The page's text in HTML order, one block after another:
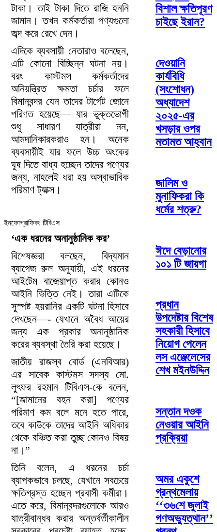
টাকা। তাই টাকা দিতে রাজি হননি
জামান। তখন কর্মকর্তারা পণ্যগুলো
জব্দ করে রেখে দেন।
এদিকে ব্যবসায়ী নেতারাও বলেছেন,
এটি কোনো বিচ্ছিন্ন ঘটনা নয়।
বরং কাস্টমস কর্মকর্তাদের
অনিয়ন্ত্রিত ক্ষমতা চর্চার ফলে
বিমানবন্দর যেন তাদের টার্গেট জোনে
পরিণত হয়েছে— যার ভুক্তভোগী
শুধু সাধারণ যাত্রীরা নন,
আমদানিকারকরাও হন। অনেক
ব্যবসায়ীই যার ফলে উচ্চ অংকের
ঘুষ দিতে বাধ্য হচ্ছেন তাদের পণ্যের
জন্য, নাহলেই ধরা হয় অস্বাভাবিক
পরিমাণ ট্যাক্স।
ইনফোগ্রাফিক: টিবিএস
‘এক ধরনের অনানুষ্ঠানিক কর’
বিশেষজ্ঞরা বলছেন, বিদ্যমান
ব্যাগেজ রুল অনুযায়ী, এই ধরনের
আইটেম বাজেয়াপ্ত করার কোনও
আইনি ভিত্তি নেই। তারা এটিকে
সুস্পষ্ট হয়রানির একটি ঘটনা হিসাবে
দেখছেন—- যেখানে অবৈধ আয়ের
জন্য এক প্রকার অনানুষ্ঠানিক
করের ব্যবস্থা তৈরি করা হয়েছে।
জাতীয় রাজস্ব বোর্ড (এনবিআর)
এর সাবেক কাস্টমস সদস্য মো.
লুৎফর রহমান টিবিএস-কে বলেন,
“[জামানের বহন করা] পণ্যের
পরিমাণ কম বলে মনে হতে পারে,
তবে কাউকে তাদের আইনি অধিকার
থেকে বঞ্চিত করা তুচ্ছ কোনও বিষয়
না।”
তিনি বলেন, এ ধরনের চর্চা
ব্যাপকভাবে চলছে, যেখানে সবচেয়ে
ক্ষতিগ্রস্ত হচ্ছেন প্রবাসী কর্মীরা।
এতে করে, বিমানবন্দরগুলোকে আরও
যাত্রীবান্ধব করার অন্তর্বর্তীকালীন
বিশাল ক্ষতিপূরণ
চাইছে ইরান?
দেওয়ানি
কার্যবিধি
(সংশোধন)
অধ্যাদেশ
২০২৫-এর
খসড়ার ওপর
মতামত আহ্বান
জালিম ও
মুনাফিকরা কি
ধর্মের শত্রু?
ঈদে বেড়ানোর
১০১ টি জায়গা
প্রধান
উপদেষ্টার বিশেষ
সহকারী হিসাবে
নিয়োগ পেলেন
লস এঞ্জেলেসের
শেখ মইনউদ্দিন
সন্তান দওক
নেওয়ার আইনি
প্রক্রিয়া
অমর একুশে
গ্রন্থমেলায়
‘‘৩৬শে জুলাই
গণঅভ্যুত্থান’’